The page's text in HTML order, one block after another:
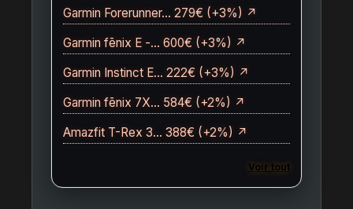
Garmin Forerunner… 279€ (+3%) ↗
Garmin fēnix E -… 600€ (+3%) ↗
Garmin Instinct E… 222€ (+3%) ↗
Garmin fēnix 7X… 584€ (+2%) ↗
Amazfit T-Rex 3… 388€ (+2%) ↗
Voir tout